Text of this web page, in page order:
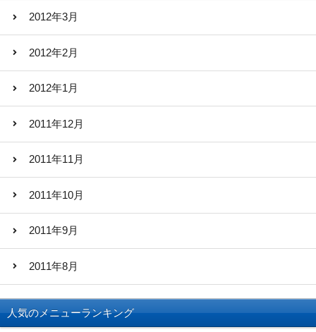
2012年3月
2012年2月
2012年1月
2011年12月
2011年11月
2011年10月
2011年9月
2011年8月
人気のメニューランキング